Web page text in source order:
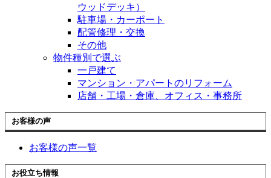
ウッドデッキ）
駐車場・カーポート
配管修理・交換
その他
物件種別で選ぶ
一戸建て
マンション・アパートのリフォーム
店舗・工場・倉庫、オフィス・事務所
お客様の声
お客様の声一覧
お役立ち情報